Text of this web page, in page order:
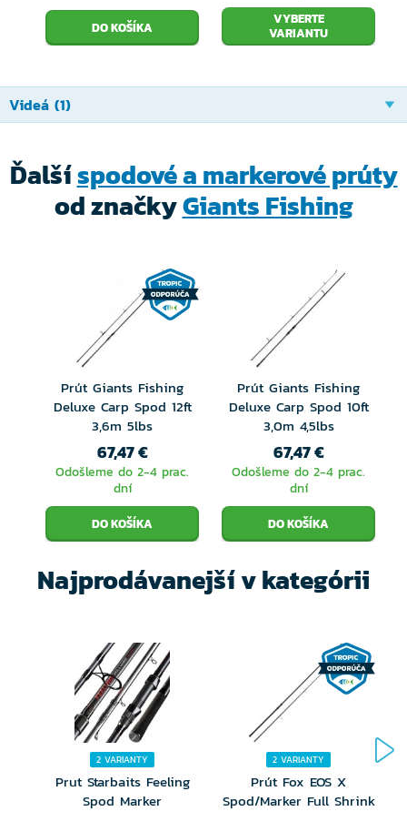
VYBERTE
VARIANTU
Videá (1)
Ďalšíspodové a markerové prúty
od značkyGiants Fishing
Prút Giants Fishing
Deluxe Carp Spod 12ft
3,6m 5lbs
67,47 €
Odošleme do 2-4 prac.
dní
Prút Giants Fishing
Deluxe Carp Spod 10ft
3,0m 4,5lbs
67,47 €
Odošleme do 2-4 prac.
dní
Najprodávanejší v kategórii
2 VARIANTY
Prut Starbaits Feeling
Spod Marker
2 VARIANTY
Prút Fox EOS X
Spod/Marker Full Shrink